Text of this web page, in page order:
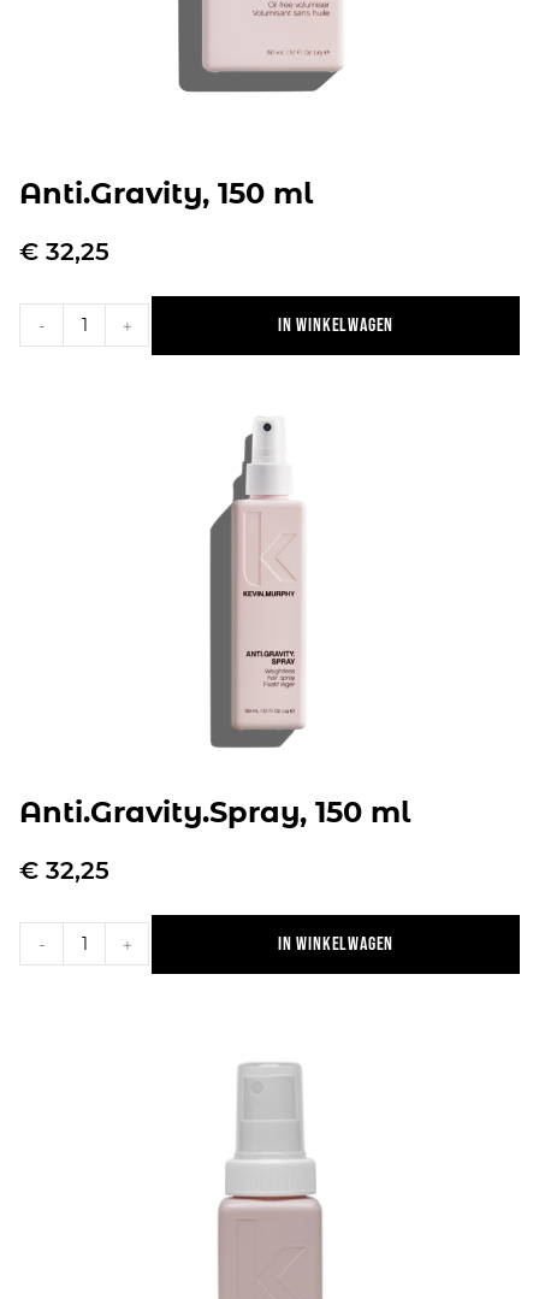
Anti.Gravity, 150 ml
€ 32,25
- + In winkelwagen
Anti.Gravity.Spray, 150 ml
€ 32,25
- + In winkelwagen